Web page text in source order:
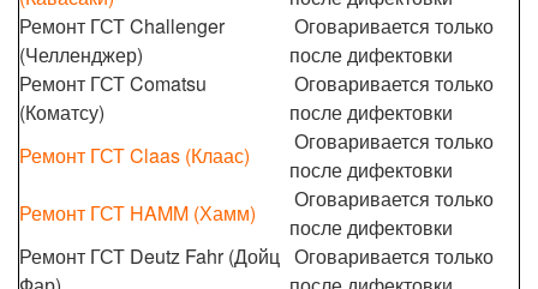
Ремонт ГСТ Challenger
(Челленджер)
Оговаривается только
после дифектовки
Ремонт ГСТ Comatsu
(Коматсу)
Оговаривается только
после дифектовки
Ремонт ГСТ Claas (Клаас)
Оговаривается только
после дифектовки
Ремонт ГСТ HAMM (Хамм)
Оговаривается только
после дифектовки
Ремонт ГСТ Deutz Fahr (Дойц Оговаривается только